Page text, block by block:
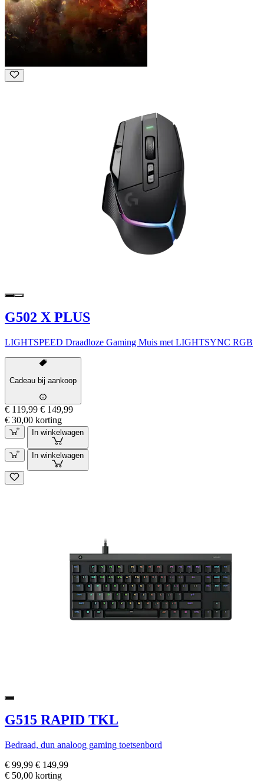
G502 X PLUS
LIGHTSPEED Draadloze Gaming Muis met LIGHTSYNC RGB
Cadeau bij aankoop
€ 119,99 € 149,99
€ 30,00 korting
In winkelwagen
In winkelwagen
G515 RAPID TKL
Bedraad, dun analoog gaming toetsenbord
€ 99,99 € 149,99
€ 50,00 korting